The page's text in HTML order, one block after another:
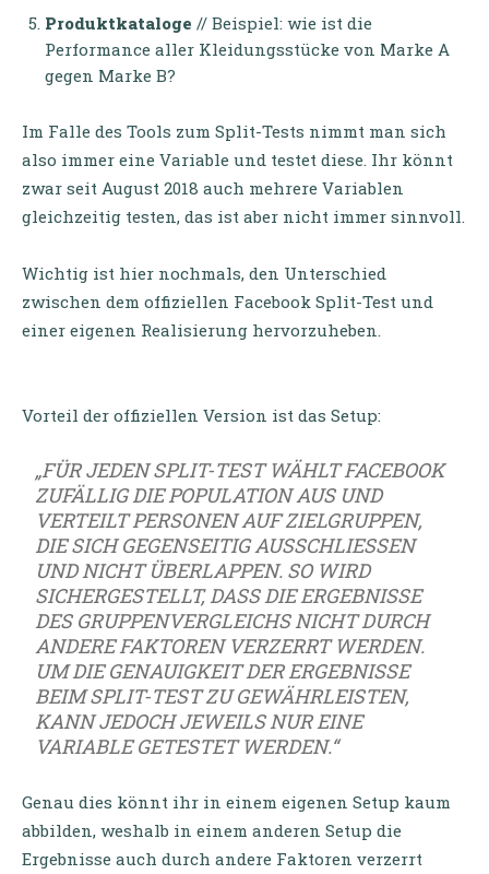
Produktkataloge // Beispiel: wie ist die
Performance aller Kleidungsstücke von Marke A
gegen Marke B?
Im Falle des Tools zum Split-Tests nimmt man sich
also immer eine Variable und testet diese. Ihr könnt
zwar seit August 2018 auch mehrere Variablen
gleichzeitig testen, das ist aber nicht immer sinnvoll.
Wichtig ist hier nochmals, den Unterschied
zwischen dem offiziellen Facebook Split-Test und
einer eigenen Realisierung hervorzuheben.
Vorteil der offiziellen Version ist das Setup:
„FÜR JEDEN SPLIT-TEST WÄHLT FACEBOOK
ZUFÄLLIG DIE POPULATION AUS UND
VERTEILT PERSONEN AUF ZIELGRUPPEN,
DIE SICH GEGENSEITIG AUSSCHLIESSEN U
ND NICHT ÜBERLAPPEN. SO WIRD S
ICHERGESTELLT, DASS DIE ERGEBNISSE D
ES GRUPPENVERGLEICHS NICHT DURCH A
NDERE FAKTOREN VERZERRT WERDEN. U
M DIE GENAUIGKEIT DER ERGEBNISSE B
EIM SPLIT-TEST ZU GEWÄHRLEISTEN, K
ANN JEDOCH JEWEILS NUR EINE V
ARIABLE GETESTET WERDEN.“
Genau dies könnt ihr in einem eigenen Setup kaum
abbilden, weshalb in einem anderen Setup die
Ergebnisse auch durch andere Faktoren verzerrt